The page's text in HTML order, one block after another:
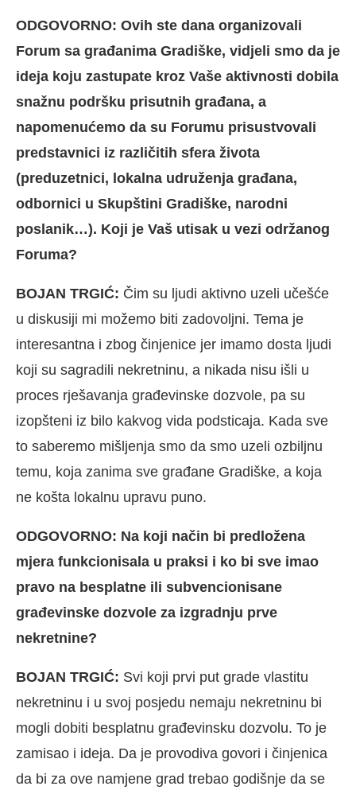
ODGOVORNO: Ovih ste dana organizovali
Forum sa građanima Gradiške, vidjeli smo da je
ideja koju zastupate kroz Vaše aktivnosti dobila
snažnu podršku prisutnih građana, a
napomenućemo da su Forumu prisustvovali
predstavnici iz različitih sfera života
(preduzetnici, lokalna udruženja građana,
odbornici u Skupštini Gradiške, narodni
poslanik…). Koji je Vaš utisak u vezi održanog
Foruma?
BOJAN TRGIĆ: Čim su ljudi aktivno uzeli učešće
u diskusiji mi možemo biti zadovoljni. Tema je
interesantna i zbog činjenice jer imamo dosta ljudi
koji su sagradili nekretninu, a nikada nisu išli u
proces rješavanja građevinske dozvole, pa su
izopšteni iz bilo kakvog vida podsticaja. Kada sve
to saberemo mišljenja smo da smo uzeli ozbiljnu
temu, koja zanima sve građane Gradiške, a koja
ne košta lokalnu upravu puno.
ODGOVORNO: Na koji način bi predložena
mjera funkcionisala u praksi i ko bi sve imao
pravo na besplatne ili subvencionisane
građevinske dozvole za izgradnju prve
nekretnine?
BOJAN TRGIĆ: Svi koji prvi put grade vlastitu
nekretninu i u svoj posjedu nemaju nekretninu bi
mogli dobiti besplatnu građevinsku dozvolu. To je
zamisao i ideja. Da je provodiva govori i činjenica
da bi za ove namjene grad trebao godišnje da se